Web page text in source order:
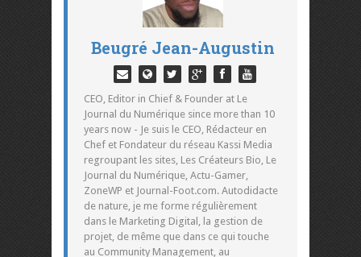
Beugré Jean-Augustin
CEO, Editor in Chief & Founder at Le
Journal du Numérique since more than 10
years now - Je suis le CEO, Rédacteur en
Chef et Fondateur du réseau Kassi Media
regroupant les sites, Les Créateurs Bio, Le
Journal du Numérique, Actu-Gamer,
ZoneWP et Journal-Foot.com. Autodidacte
de nature, je me forme régulièrement
dans le Marketing Digital, la gestion de
projet, de même que dans ce qui touche
au Community Management, au